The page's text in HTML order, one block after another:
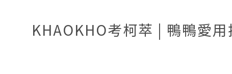
KHAOKHO考柯萃 | 鴨鴨愛